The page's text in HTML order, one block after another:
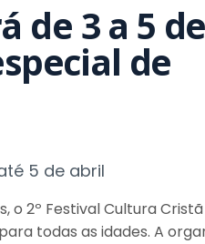
de 3 a 5 de
de
5 de abril
2º Festival Cultura
todas as idades. A